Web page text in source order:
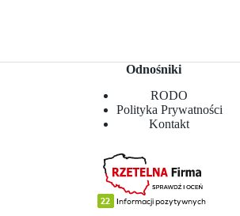
Odnośniki
RODO
Polityka Prywatności
Kontakt